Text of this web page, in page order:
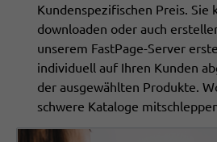
Kundenspezifischen Preis.
downloaden oder auch
unserem FastPage-Server
individuell auf Ihren Kunden
der ausgewählten Produkte.
schwere Kataloge